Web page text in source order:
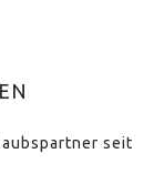
seit